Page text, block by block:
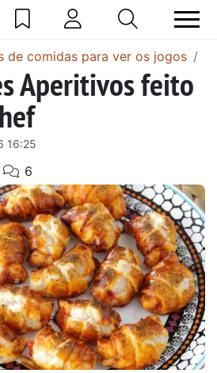
de comidas para ver os jogos
Aperitivos feito
16:25